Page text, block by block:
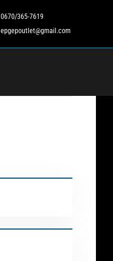
0670/365-7619
epgepoutlet@gmail.com